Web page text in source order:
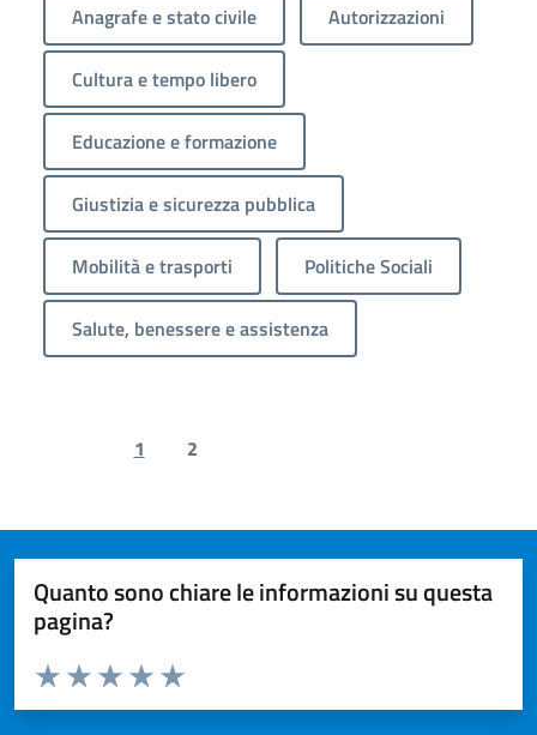
Anagrafe e stato civile Autorizzazioni
Cultura e tempo libero
Educazione e formazione
Giustizia e sicurezza pubblica
Mobilità e trasporti Politiche Sociali
Salute, benessere e assistenza
Previous page
1 2
Quanto sono chiare le informazioni su questa
pagina?
Valuta da 1 a 5 stelle la pagina
Valuta 5 stelle su 5
Valuta 4 stelle su 5
Valuta 3 stelle su 5
Valuta 2 stelle su 5
Valuta 1 stelle su 5